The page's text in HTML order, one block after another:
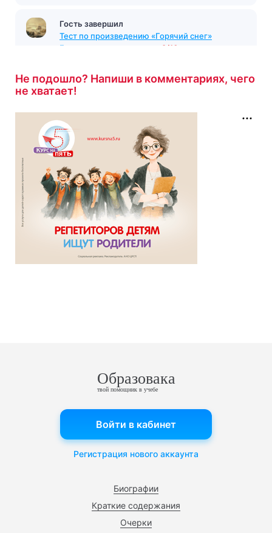
Гость завершил
Тест по произведению «Горячий снег»
Бондарев
9/10
Не подошло? Напиши в комментариях, чего
не хватает!
Образовака
твой помощник в учебе
Биографии
Краткие содержания
Очерки
Войти в кабинет
Регистрация нового аккаунта